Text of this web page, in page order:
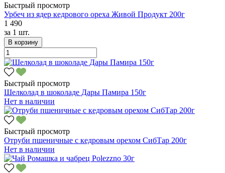
Быстрый просмотр
Урбеч из ядер кедрового ореха Живой Продукт 200г
1 490
за 1 шт.
В корзину
Быстрый просмотр
Шелколад в шоколаде Дары Памира 150г
Нет в наличии
Быстрый просмотр
Отруби пшеничные с кедровым орехом СибТар 200г
Нет в наличии